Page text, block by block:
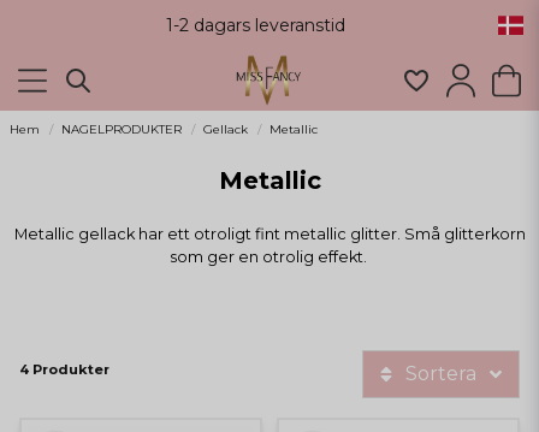
1-2 dagars leveranstid
Hem NAGELPRODUKTER Gellack Metallic
Metallic
Metallic gellack har ett otroligt fint metallic glitter. Små glitterkorn
som ger en otrolig effekt.
4 Produkter Sortera